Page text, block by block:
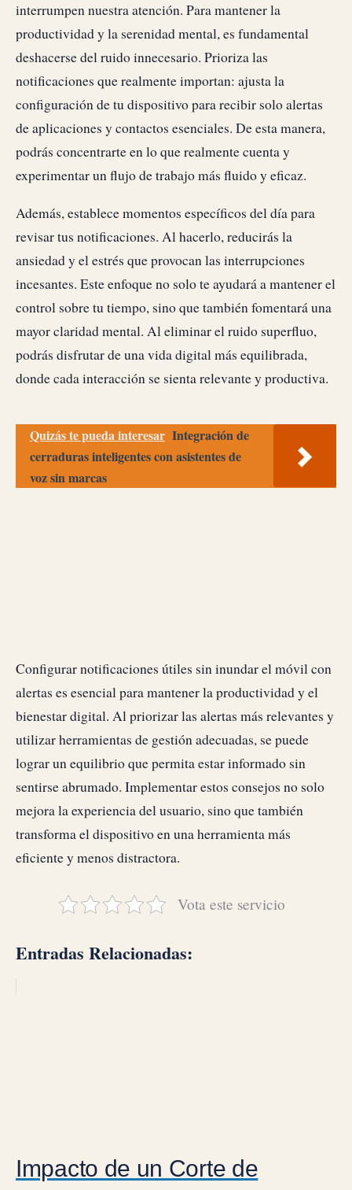
interrumpen nuestra atención. Para mantener la
productividad y la serenidad mental, es fundamental
deshacerse del ruido innecesario. Prioriza las
notificaciones que realmente importan: ajusta la
configuración de tu dispositivo para recibir solo alertas
de aplicaciones y contactos esenciales. De esta manera,
podrás concentrarte en lo que realmente cuenta y
experimentar un flujo de trabajo más fluido y eficaz.
Además, establece momentos específicos del día para
revisar tus notificaciones. Al hacerlo, reducirás la
ansiedad y el estrés que provocan las interrupciones
incesantes. Este enfoque no solo te ayudará a mantener el
control sobre tu tiempo, sino que también fomentará una
mayor claridad mental. Al eliminar el ruido superfluo,
podrás disfrutar de una vida digital más equilibrada,
donde cada interacción se sienta relevante y productiva.
Quizás te pueda interesar Integración de
cerraduras inteligentes con asistentes de
voz sin marcas
Configurar notificaciones útiles sin inundar el móvil con
alertas es esencial para mantener la productividad y el
bienestar digital. Al priorizar las alertas más relevantes y
utilizar herramientas de gestión adecuadas, se puede
lograr un equilibrio que permita estar informado sin
sentirse abrumado. Implementar estos consejos no solo
mejora la experiencia del usuario, sino que también
transforma el dispositivo en una herramienta más
eficiente y menos distractora.
Vota este servicio
Entradas Relacionadas:
Impacto de un Corte de